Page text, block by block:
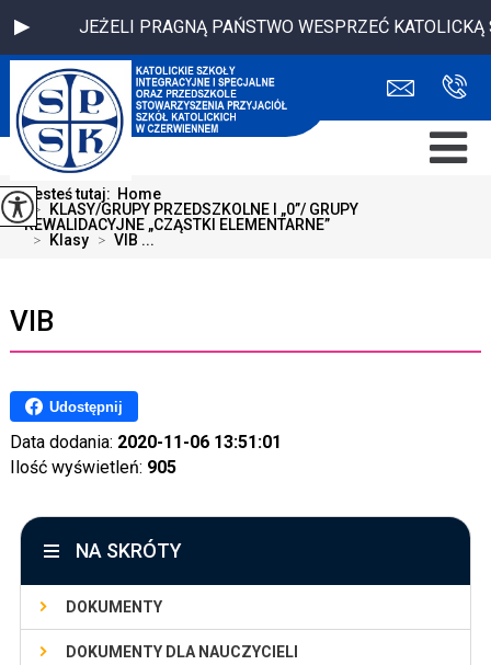
JEŻELI PRAGNĄ PAŃSTWO WESPRZEĆ
Jesteś tutaj: Home
>
KLASY/GRUPY PRZEDSZKOLNE I „0”/ GRUPY
REWALIDACYJNE „CZĄSTKI ELEMENTARNE”
>
Klasy > VIB ...
VIB
Udostępnij
Data dodania: 2020-11-06 13:51:01
Ilość wyświetleń: 905
NA SKRÓTY
DOKUMENTY
DOKUMENTY DLA NAUCZYCIELI